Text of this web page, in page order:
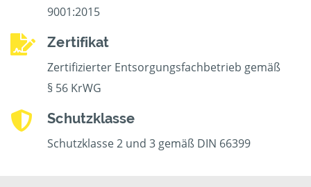
9001:2015
Zertifikat
Zertifizierter Entsorgungsfachbetrieb gemäß
§ 56 KrWG
Schutzklasse
Schutzklasse 2 und 3 gemäß DIN 66399